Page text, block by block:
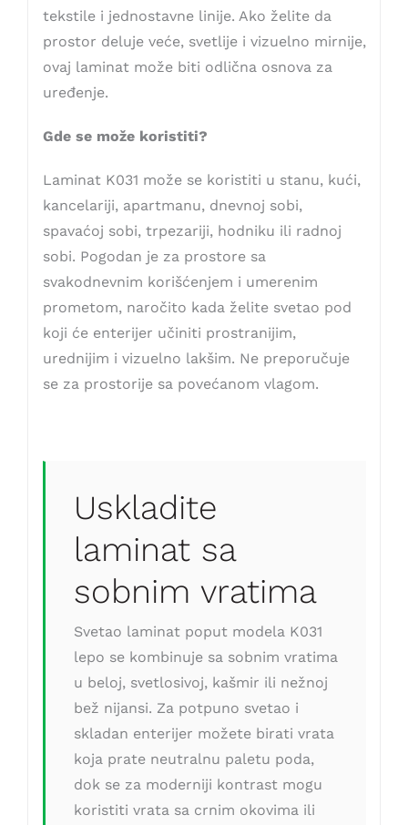
tekstile i jednostavne linije. Ako želite da
prostor deluje veće, svetlije i vizuelno mirnije,
ovaj laminat može biti odlična osnova za
uređenje.
Gde se može koristiti?
Laminat K031 može se koristiti u stanu, kući,
kancelariji, apartmanu, dnevnoj sobi,
spavaćoj sobi, trpezariji, hodniku ili radnoj
sobi. Pogodan je za prostore sa
svakodnevnim korišćenjem i umerenim
prometom, naročito kada želite svetao pod
koji će enterijer učiniti prostranijim,
urednijim i vizuelno lakšim. Ne preporučuje
se za prostorije sa povećanom vlagom.
Uskladite
laminat sa
sobnim vratima
Svetao laminat poput modela K031
lepo se kombinuje sa sobnim vratima
u beloj, svetlosivoj, kašmir ili nežnoj
bež nijansi. Za potpuno svetao i
skladan enterijer možete birati vrata
koja prate neutralnu paletu poda,
dok se za moderniji kontrast mogu
koristiti vrata sa crnim okovima ili